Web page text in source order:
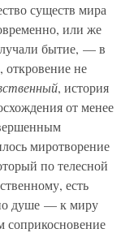
существ мира
или же
бытие, — в
не
, история
от менее
миротворение
по телесной
есть
душе — к миру
соприкосновение